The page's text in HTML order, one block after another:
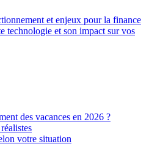
et enjeux pour la finance
technologie et son impact sur vos
des vacances en 2026 ?
votre situation